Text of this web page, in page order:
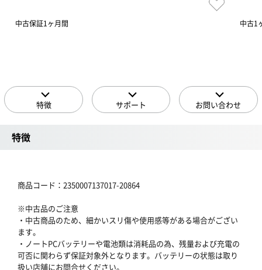
中古保証1ヶ月間 中古1
特徴 サポート お問い合わせ
特徴
商品コード：2350007137017-20864
※中古品のご注意
・中古商品のため、細かいスリ傷や使用感等がある場合がござい
ます。
・ノートPCバッテリーや電池類は消耗品の為、残量および充電の
可否に関わらず保証対象外となります。バッテリーの状態は取り
扱い店舗にお問合せください。